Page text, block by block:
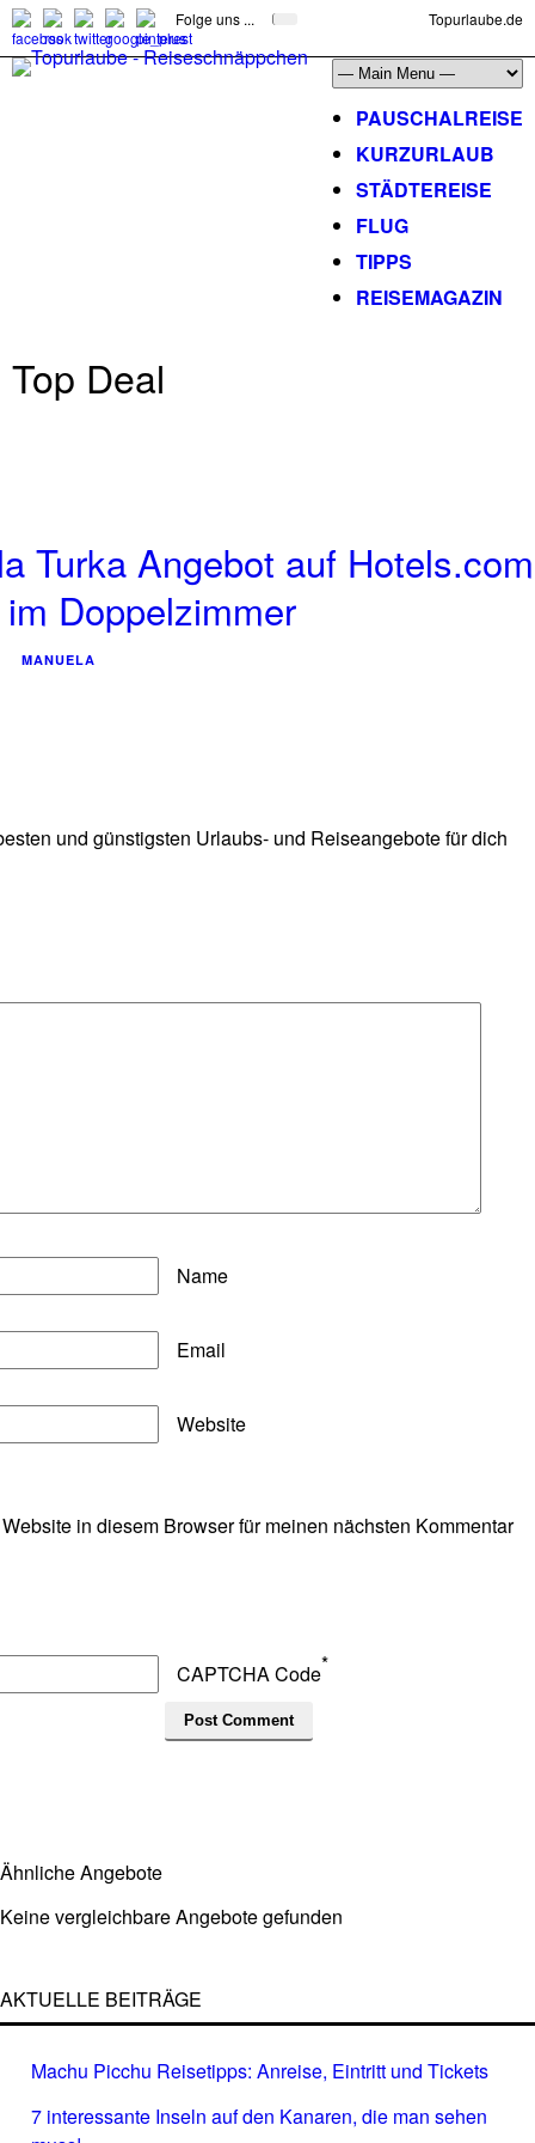
Folge uns ... Topurlaube.de
PAUSCHALREISE
KURZURLAUB
STÄDTEREISE
FLUG
TIPPS
REISEMAGAZIN
Top Deal
Turka Angebot auf Hotels.com
Doppelzimmer
MANUELA
und günstigsten Urlaubs- und Reiseangebote für dich
Name
Email
Website
in diesem Browser für meinen nächsten Kommentar
CAPTCHA Code*
Ähnliche Angebote
Keine vergleichbare Angebote gefunden
AKTUELLE BEITRÄGE
Machu Picchu Reisetipps: Anreise, Eintritt und Tickets
7 interessante Inseln auf den Kanaren, die man sehen